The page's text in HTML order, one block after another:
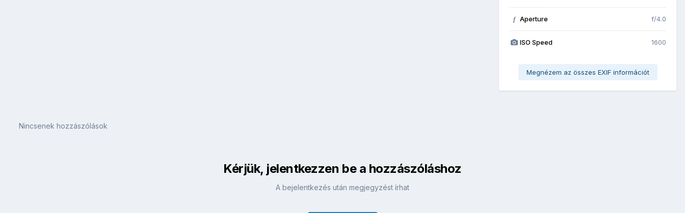
f Aperture f/4.0
ISO Speed 1600
Megnézem az összes EXIF információt
Nincsenek hozzászólások
Kérjük, jelentkezzen be a hozzászóláshoz
A bejelentkezés után megjegyzést írhat